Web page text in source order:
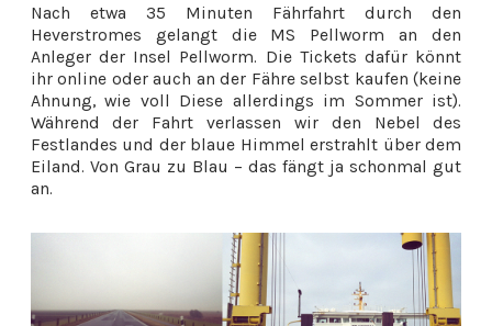
Nach etwa 35 Minuten Fährfahrt durch den
Heverstromes gelangt die MS Pellworm an den
Anleger der Insel Pellworm. Die Tickets dafür könnt
ihr online oder auch an der Fähre selbst kaufen (keine
Ahnung, wie voll Diese allerdings im Sommer ist).
Während der Fahrt verlassen wir den Nebel des
Festlandes und der blaue Himmel erstrahlt über dem
Eiland. Von Grau zu Blau – das fängt ja schonmal gut
an.